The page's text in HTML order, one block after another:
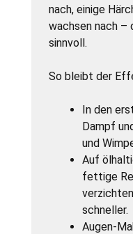
nach, einige
wachsen nach –
sinnvoll.
So bleibt der
In den
Dampf
und
Auf
fettige
schneller.
Augen-